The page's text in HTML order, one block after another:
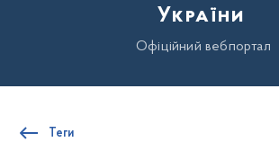
України
Офіційний вебпортал
Теги